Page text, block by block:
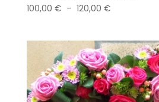
100,00 € – 120,00 €Plage
100,00 €
à
120,00 €